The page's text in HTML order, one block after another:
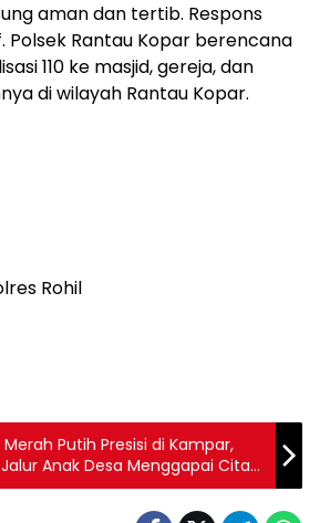
aman dan tertib. Respons
Polsek Rantau Kopar berencana
110 ke masjid, gereja, dan
di wilayah Rantau Kopar.
Rohil
Putih Presisi di Kampar,
Anak Desa Menggapai Cita-